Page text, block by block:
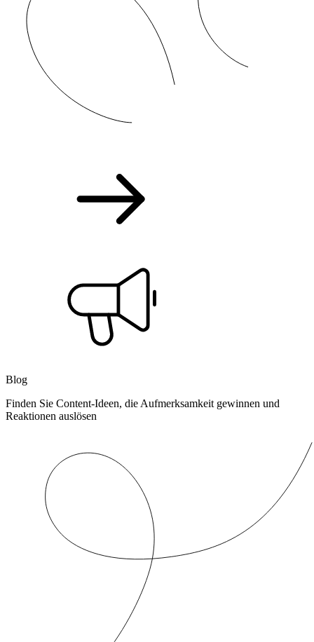
Blog
Finden Sie Content-Ideen, die Aufmerksamkeit gewinnen und
Reaktionen auslösen